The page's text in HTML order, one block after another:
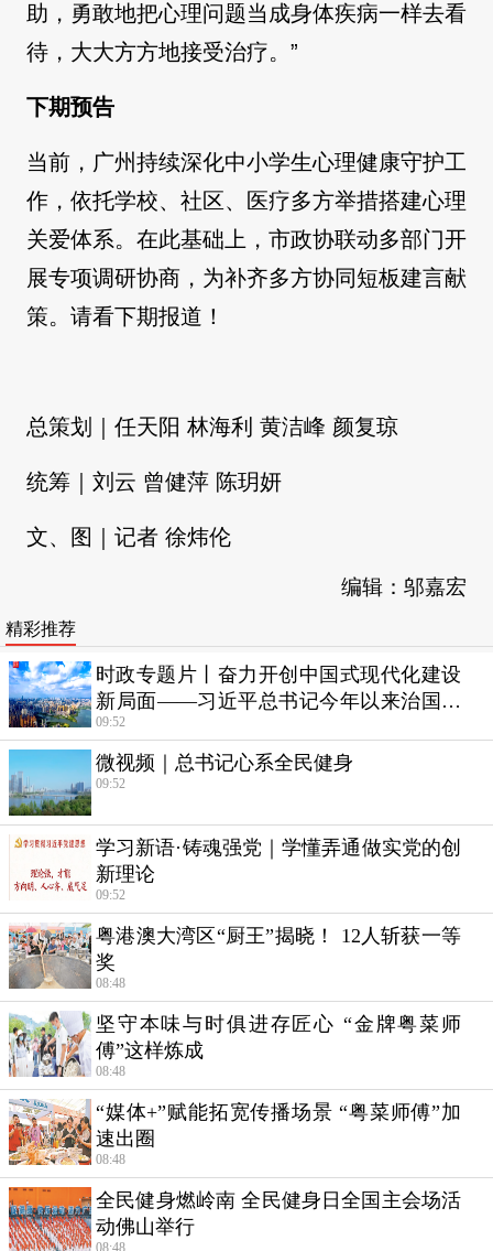
助，勇敢地把心理问题当成身体疾病一样去看
待，大大方方地接受治疗。”
下期预告
当前，广州持续深化中小学生心理健康守护工
作，依托学校、社区、医疗多方举措搭建心理
关爱体系。在此基础上，市政协联动多部门开
展专项调研协商，为补齐多方协同短板建言献
策。请看下期报道！
总策划｜任天阳 林海利 黄洁峰 颜复琼
统筹｜刘云 曾健萍 陈玥妍
文、图｜记者 徐炜伦
编辑：邬嘉宏
精彩推荐